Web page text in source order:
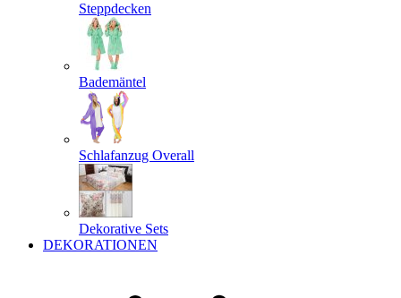
Steppdecken
Bademäntel
Schlafanzug Overall
Dekorative Sets
DEKORATIONEN